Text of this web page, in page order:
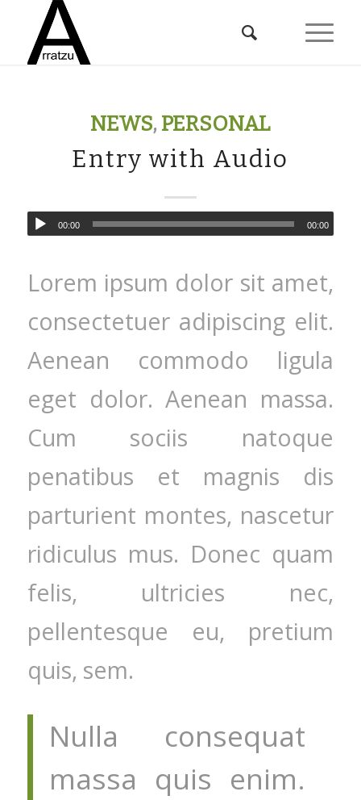
NEWS, PERSONAL
Entry with Audio
00:00 00:00
Lorem ipsum dolor sit amet,
consectetuer adipiscing elit.
Aenean commodo ligula
eget dolor. Aenean massa.
Cum sociis natoque
penatibus et magnis dis
parturient montes, nascetur
ridiculus mus. Donec quam
felis, ultricies nec,
pellentesque eu, pretium
quis, sem.
Nulla consequat
massa quis enim.